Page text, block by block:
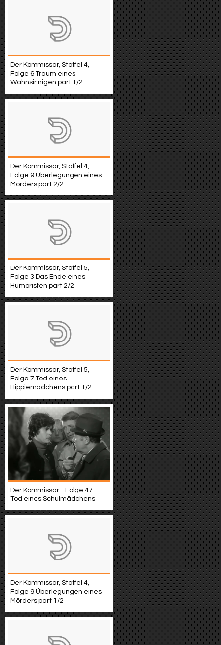
Der Kommissar, Staffel 4,
Folge 6 Traum eines
Wahnsinnigen part 1/2
Der Kommissar, Staffel 4,
Folge 9 Überlegungen eines
Mörders part 2/2
Der Kommissar, Staffel 5,
Folge 3 Das Ende eines
Humoristen part 2/2
Der Kommissar, Staffel 5,
Folge 7 Tod eines
Hippiemädchens part 1/2
Der Kommissar - Folge 47 -
Tod eines Schulmädchens
Der Kommissar, Staffel 4,
Folge 9 Überlegungen eines
Mörders part 1/2